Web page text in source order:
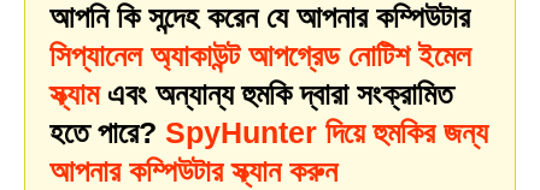
আপনি কি সন্দেহ করেন যে আপনার কম্পিউটার
সিপ্যানেল অ্যাকাউন্ট আপগ্রেড নোটিশ ইমেল
স্ক্যামএবং অন্যান্য হুমকি দ্বারা সংক্রামিত
হতে পারে? SpyHunter দিয়ে হুমকির জন্য
আপনার কম্পিউটার স্ক্যান করুন